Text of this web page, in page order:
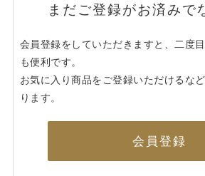
まだご登録がお済みで
会員登録をしていただきますと、二度
も便利です。
お気に入り商品をご登録いただけるな
ります。
会員登録